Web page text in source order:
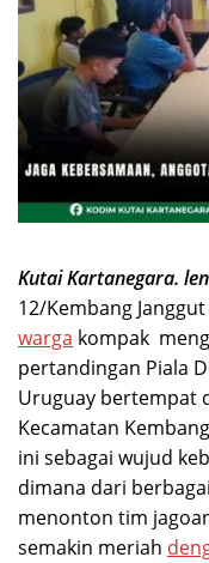
Kutai Kartanegara.
12/Kembang
warga kompak
pertandingan Piala
Uruguay bertempat
Kecamatan
ini sebagai wujud
dimana dari
menonton tim
semakin meriah